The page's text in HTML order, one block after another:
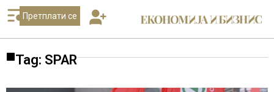
Претплати се
Tag: SPAR